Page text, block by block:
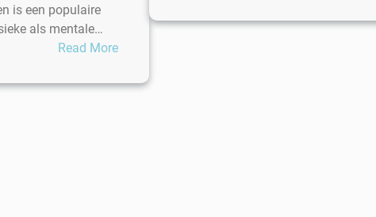
is een populaire
als mentale…
Read More:
loopschoenen